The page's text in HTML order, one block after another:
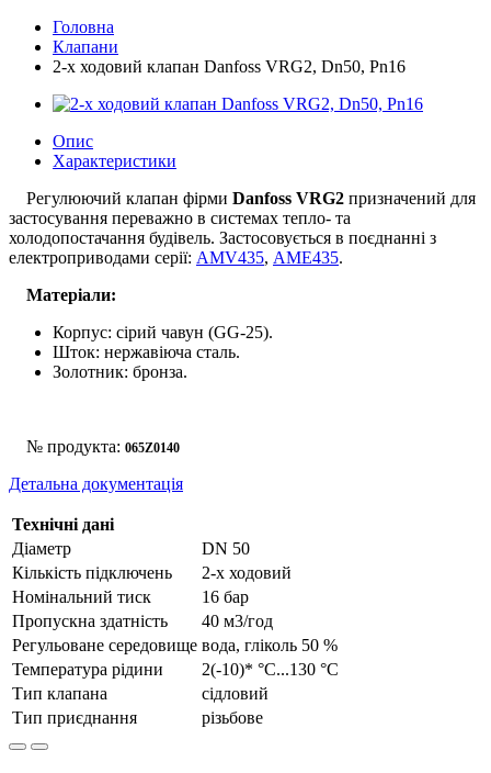
Головна
Клапани
2-х ходовий клапан Danfoss VRG2, Dn50, Pn16
Опис
Характеристики
Регулюючий клапан фірми Danfoss VRG2 призначений для
застосування переважно в системах тепло- та
холодопостачання будівель. Застосовується в поєднанні з
електроприводами серії: AMV435, AME435.
Матеріали:
Корпус: сірий чавун (GG-25).
Шток: нержавіюча сталь.
Золотник: бронза.
№ продукта: 065Z0140
Детальна документація
Технічні дані
Діаметр
DN 50
Кількість підключень
2-х ходовий
Номінальний тиск
16 бар
Пропускна здатність
40 м3/год
Регульоване середовище вода, гліколь 50 %
Температура рідини
2(-10)* °С...130 °С
Тип клапана
сідловий
Тип приєднання
різьбове